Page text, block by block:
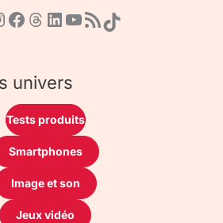
univers
Tests produits
Smartphones
Image et son
Jeux vidéo